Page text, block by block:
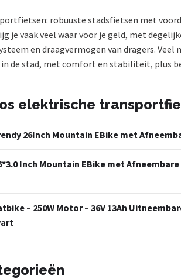
robuuste stadsfietsen met
je vaak veel waar voor je geld, met
en draagvermogen van dragers.
de stad, met comfort en stabiliteit, plus
elektrische
26Inch Mountain EBike met
Inch Mountain EBike met
– 250W Motor – 36V 13Ah